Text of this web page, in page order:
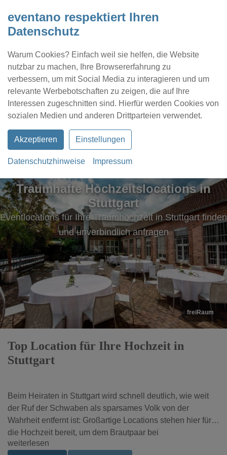
eventano respektiert Ihren
Datenschutz
Warum Cookies? Einfach weil sie helfen, die Website
nutzbar zu machen, Ihre Browsererfahrung zu
verbessern, um mit Social Media zu interagieren und um
relevante Werbebotschaften zu zeigen, die auf Ihre
Interessen zugeschnitten sind. Hierfür werden Cookies von
sozialen Medien und anderen Drittparteien verwendet.
Akzeptieren Einstellungen
Datenschutzhinweise Impressum
Kontakt Location eintragen Profil
Traumhafte Hochzeitslocations in
Stuttgart
Eventlocations für Ihre Traumhochzeit in Stuttgart finden
und unverbindlich anfragen
Palm Beach Stuttgart
Top Location für Ihre Hochzeit in
Stuttgart
Beim Heiraten in Stuttgart wird schnell deutlich, wie weit
der Ruf der Schwaben als sparsames Volk von der
Wahrheit entfernt ist: Großartige Locations stehen hier für
die Hochzeit bereit, um dem Brautpaar bei
unvergesslichen Festen ein tolles Ambiente zu bieten.
weiterlesen